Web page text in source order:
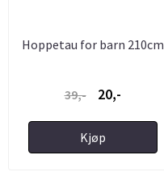
Hoppetau for barn 210cm
39,- 20,-
Kjøp